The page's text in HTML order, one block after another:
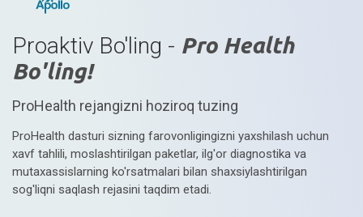
Proaktiv Bo'ling - Pro Health
Bo'ling!
ProHealth rejangizni hoziroq tuzing
ProHealth dasturi sizning farovonligingizni yaxshilash uchun
xavf tahlili, moslashtirilgan paketlar, ilg'or diagnostika va
mutaxassislarning ko'rsatmalari bilan shaxsiylashtirilgan
sog'liqni saqlash rejasini taqdim etadi.